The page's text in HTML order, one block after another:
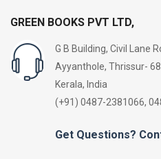
GREEN BOOKS PVT LTD,
G B Building, Civil Lane
Ayyanthole, Thrissur-
Kerala, India
(+91) 0487-2381066,
Get Questions?